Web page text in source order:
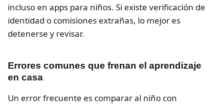
incluso en apps para niños. Si existe verificación de
identidad o comisiones extrañas, lo mejor es
detenerse y revisar.
Errores comunes que frenan el aprendizaje
en casa
Un error frecuente es comparar al niño con